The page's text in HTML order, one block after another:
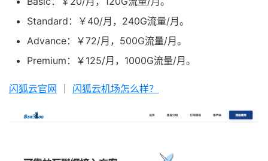
Standard：￥40/月，240G流量/月。
Advance：￥72/月，500G流量/月。
Premium：￥125/月，1000G流量/月。
闪狐云官网 闪狐云机场怎么样？